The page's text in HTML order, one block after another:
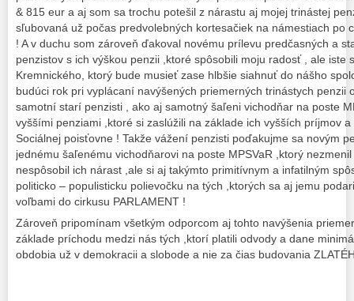
& 815 eur a aj som sa trochu potešil z nárastu aj mojej trinástej
sľubovaná už počas predvolebných kortesačiek na námestiach po
! A v duchu som zároveň ďakoval novému prílevu predčasných a
penzistov s ich výškou penzii ,ktoré spôsobili moju radosť , ale iste
Kremnického, ktorý bude musieť zase hlbšie siahnuť do nášho
budúci rok pri vyplácaní navýšených priemerných trinástych penzii
samotní starí penzisti , ako aj samotný šaľeni vichodňar na poste
vyššími penziami ,ktoré si zaslúžili na základe ich vyšších príjmov
Sociálnej poisťovne ! Takže vážení penzisti poďakujme sa novým
jednému šaľenému vichodňarovi na poste MPSVaR ,ktorý
nespôsobil ich nárast ,ale si aj takýmto primitívnym a infatilným
politicko – populisticku polievočku na tých ,ktorých sa aj jemu
voľbami do cirkusu PARLAMENT !
Zároveň pripomínam všetkým odporcom aj tohto navýšenia
základe príchodu medzi nás tých ,ktorí platili odvody a dane
obdobia už v demokracii a slobode a nie za čias budovania